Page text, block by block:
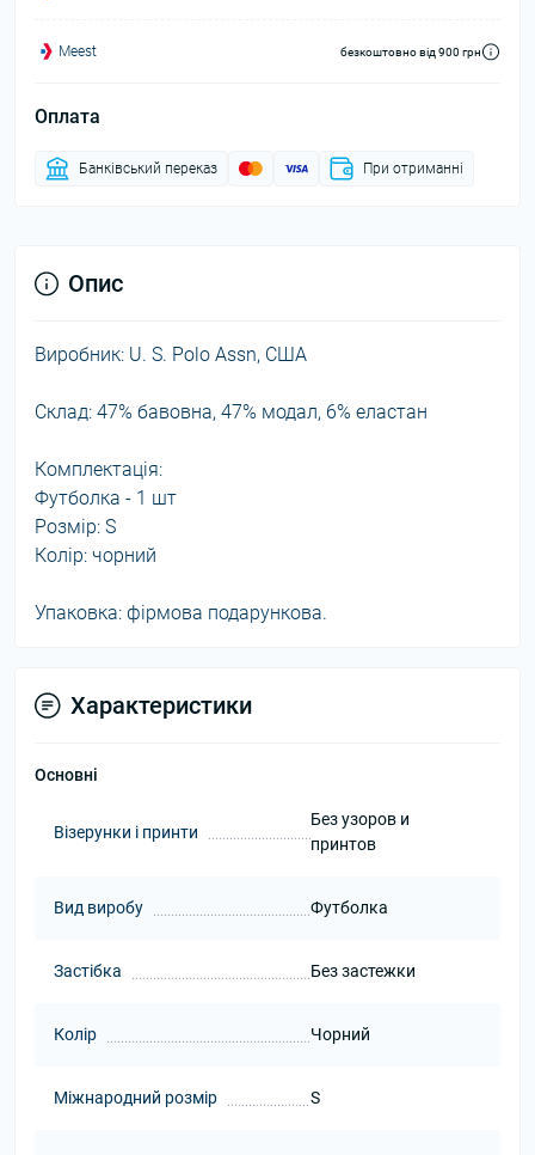
Meest безкоштовно від 900 грн
Оплата
Банківський переказ При отриманні
Опис
Виробник: U. S. Polo Assn, США
Склад: 47% бавовна, 47% модал, 6% еластан
Комплектація:
Футболка - 1 шт
Розмір: S
Колір: чорний
Упаковка: фірмова подарункова.
Характеристики
Основні
Візерунки і принти
Без узоров и
принтов
Вид виробу Футболка
Застібка Без застежки
Колір Чорний
Міжнародний розмір S